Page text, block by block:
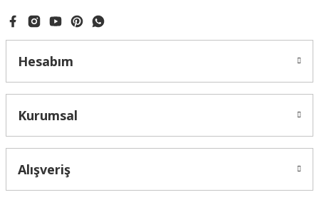
Hesabım
Kurumsal
Alışveriş